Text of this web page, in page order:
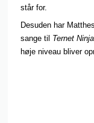
står for.
Desuden har
sange til Ternet Ninja
høje niveau bliver